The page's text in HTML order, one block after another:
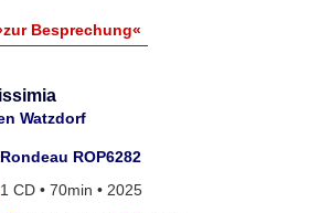
Besprechung«
Watzdorf
Rondeau ROP6282
1 CD • 70min • 2025